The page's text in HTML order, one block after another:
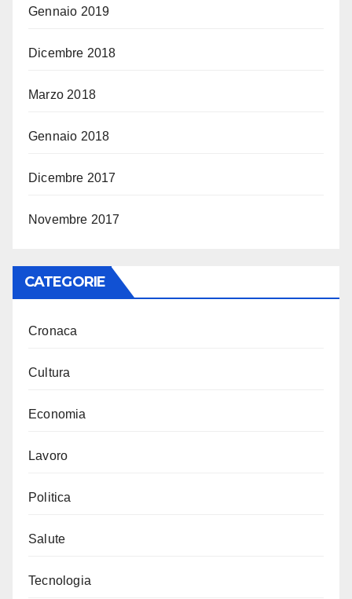
Gennaio 2019
Dicembre 2018
Marzo 2018
Gennaio 2018
Dicembre 2017
Novembre 2017
CATEGORIE
Cronaca
Cultura
Economia
Lavoro
Politica
Salute
Tecnologia